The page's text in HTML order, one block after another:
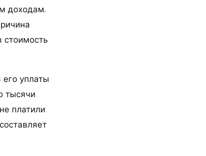
доходам.
стоимость
уплаты
тысячи
платили